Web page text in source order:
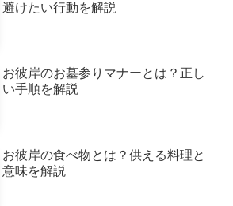
避けたい行動を解説
お彼岸のお墓参りマナーとは？正し
い手順を解説
お彼岸の食べ物とは？供える料理と
意味を解説